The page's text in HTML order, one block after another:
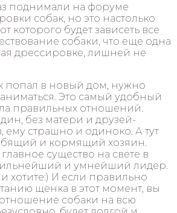
поднимали на форуме
собак, но это настолько
которого будет зависеть все
собаки, что еще одна
дрессировке, лишней не
попал в новый дом, нужно
Это самый удобный
правильных отношений.
без матери и друзей-
ему страшно и одиноко. А тут
и кормящий хозяин.
существо на свете в
и умнейший лидер.
хотите:) И если правильно
щенка в этот момент, вы
отношение собаки на всю